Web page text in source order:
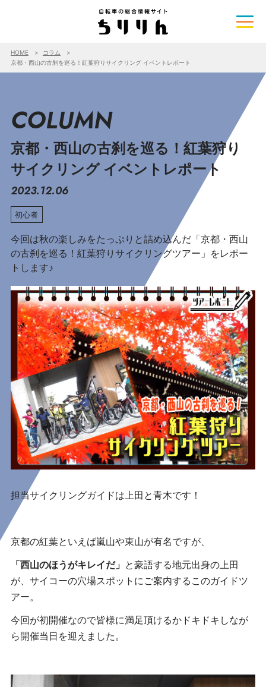
HOME
コラム
京都・西山の古刹を巡る！紅葉狩りサイクリング イベントレポート
COLUMN
京都・西山の古刹を巡る！紅葉狩り
サイクリング イベントレポート
2023.12.06
初心者
今回は秋の楽しみをたっぷりと詰め込んだ「京都・西山
の古刹を巡る！紅葉狩りサイクリングツアー」をレポー
トします♪
担当サイクリングガイドは上田 と青木です！
京都の紅葉といえば嵐山や東山が有名ですが、
「西山のほうがキレイだ」 と豪語する地元出身の上田
が、サイコーの穴場スポットにご案内するこのガイドツ
アー。
今回が初開催なので皆様に満足頂けるかドキドキしなが
ら開催当日を迎えました。